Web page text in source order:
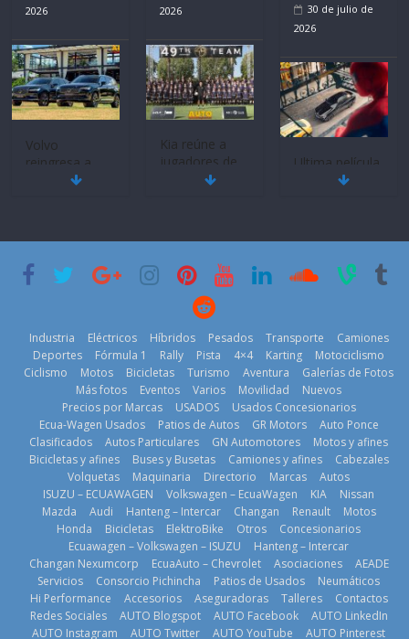
2026
Volvo
reingresa a
Ecuador de la
18 de julio de
2026
Mercado
automotor
ecuatoriano
creció un 28%
en julio de
2026
4 de agosto de
2026
Kia reúne a
jugadores de
fútbol de todo
2026
La Vuelta al
Ecuador 2026,
edición 47ª,
recorre 7
provincias en 8
días
1 de agosto de
2026
30 de julio de
2026
Ultima película
‘Spider‑Man:
29 de julio de
¿Qué puede
pasar con tu
vehículo si
permanece
varios días sin
usar?
3 de agosto de
2026
Industria Eléctricos Híbridos Pesados Transporte
Camiones
Deportes
Fórmula 1 Rally Pista 4×4 Karting
Motociclismo
Ciclismo
Motos Bicicletas Turismo Aventura
Galerías de Fotos
Más fotos
Eventos Varios Movilidad
Nuevos
Precios por Marcas
USADOS
Usados Concesionarios
Ecua-Wagen Usados
Patios de Autos GR Motors
Auto Ponce
Clasificados
Autos Particulares GN Automotores
Motos y afines
Bicicletas y afines
Buses y Busetas Camiones y afines
Cabezales
Volquetas
Maquinaria Directorio Marcas
Autos
ISUZU – ECUAWAGEN
Volkswagen – EcuaWagen KIA
Nissan
Mazda
Audi Hanteng – Intercar Changan Renault
Motos
Honda
Bicicletas ElektroBike Otros
Concesionarios
Ecuawagen – Volkswagen – ISUZU
Hanteng – Intercar
Changan Nexumcorp
EcuaAuto – Chevrolet Asociaciones
AEADE
Servicios
Consorcio Pichincha Patios de Usados
Neumáticos
Hi Performance
Accesorios Aseguradoras Talleres
Contactos
Redes Sociales
AUTO Blogspot AUTO Facebook
AUTO LinkedIn
AUTO Instagram
AUTO Twitter AUTO YouTube AUTO Pinterest